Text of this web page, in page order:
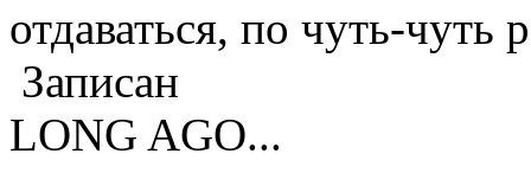
отдаваться, по чуть-чуть
Записан
LONG AGO...